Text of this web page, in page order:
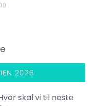
2026
skal vi til neste